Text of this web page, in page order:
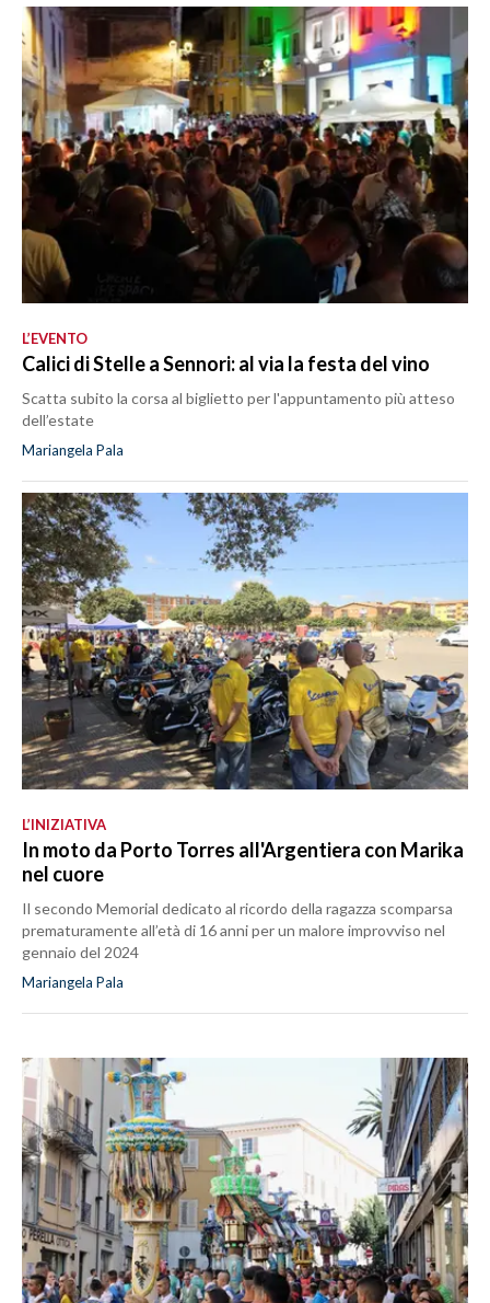
L’EVENTO
Calici di Stelle a Sennori: al via la festa del vino
Scatta subito la corsa al biglietto per l'appuntamento più atteso
dell’estate
Mariangela Pala
L’INIZIATIVA
In moto da Porto Torres all'Argentiera con Marika
nel cuore
Il secondo Memorial dedicato al ricordo della ragazza scomparsa
prematuramente all’età di 16 anni per un malore improvviso nel
gennaio del 2024
Mariangela Pala